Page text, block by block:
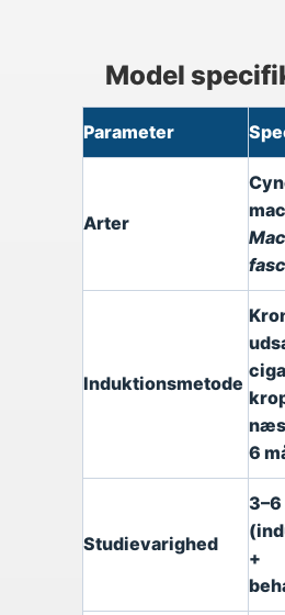
Model
Parameter
Arter
Induktionsmetode
6
Studievarighed
+